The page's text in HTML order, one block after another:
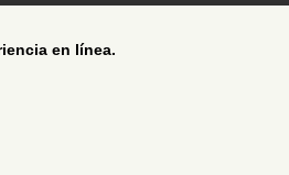
en línea.